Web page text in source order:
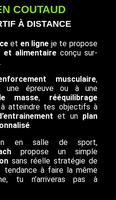
COUTAUD
À DISTANCE
et en ligne je te propose
et alimentaireconçu sur-
musculaire,
une épreuve ou à une
masse, rééquilibrage
atteindre tes objectifs à
et un plan
.
en salle de sport,
propose un simple
sans réelle stratégie de
tendance à faire la même
tu n’arriveras pas à